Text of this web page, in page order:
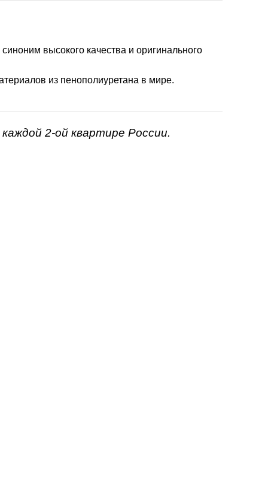
высокого качества и оригинального
из пенополиуретана в мире.
2-ой квартире России.